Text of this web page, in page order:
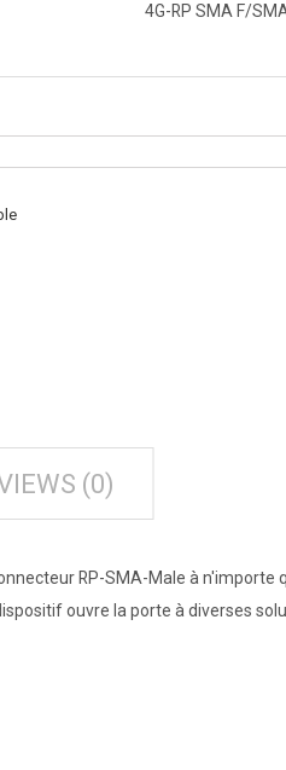
4G-RP SMA F/
(0)
RP-SMA-Male à n'importe
ouvre la porte à diverses